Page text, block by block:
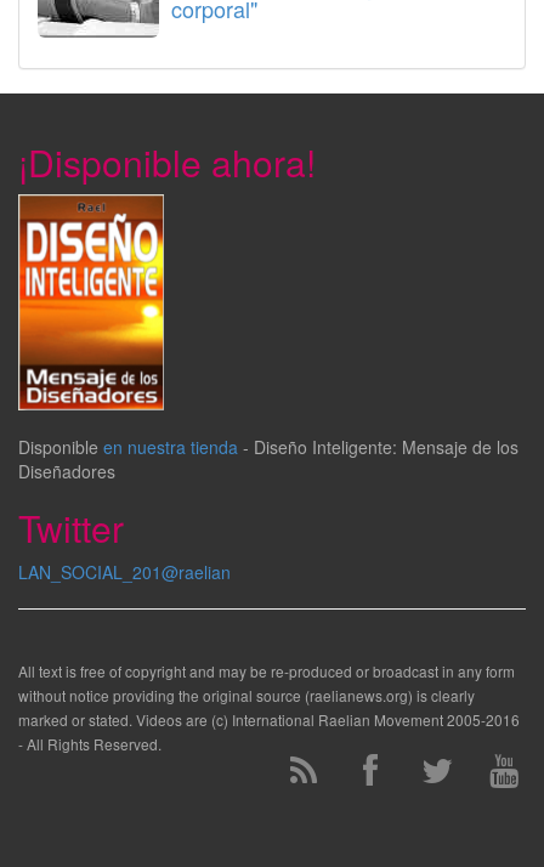
corporal"
¡Disponible ahora!
Disponible en nuestra tienda - Diseño Inteligente: Mensaje de los
Diseñadores
Twitter
LAN_SOCIAL_201@raelian
All text is free of copyright and may be re-produced or broadcast in any form
without notice providing the original source (raelianews.org) is clearly
marked or stated. Videos are (c) International Raelian Movement 2005-2016
- All Rights Reserved.